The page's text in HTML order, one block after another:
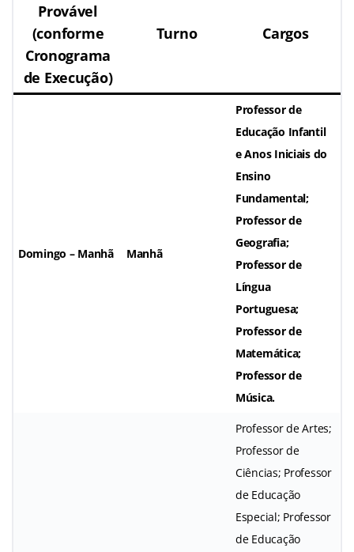
Provável
(conforme
Cronograma
de Execução)
Turno Cargos
Domingo – Manhã Manhã
Professor de
Educação Infantil
e Anos Iniciais do
Ensino
Fundamental;
Professor de
Geografia;
Professor de
Língua
Portuguesa;
Professor de
Matemática;
Professor de
Música.
Professor de Artes;
Professor de
Ciências; Professor
de Educação
Especial; Professor
de Educação